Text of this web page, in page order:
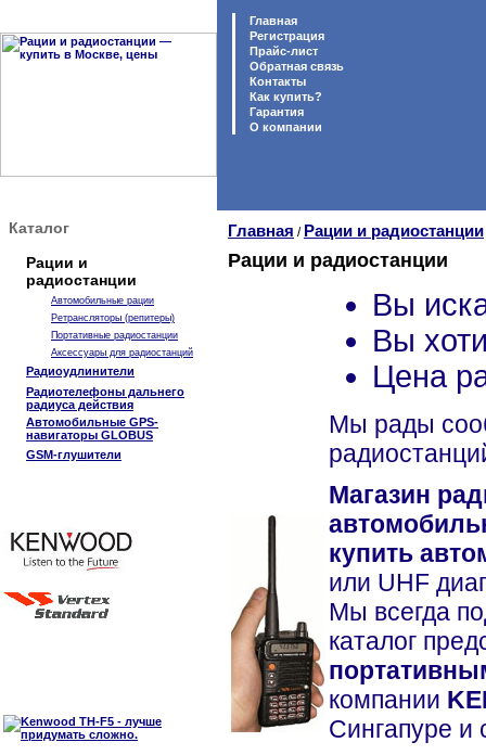
Главная
Регистрация
Прайс-лист
Обратная связь
Контакты
Как купить?
Гарантия
O компании
Каталог
Рации и
радиостанции
Автомобильные рации
Ретрансляторы (репитеры)
Портативные радиостанции
Аксессуары для радиостанций
Радиоудлинители
Радиотелефоны дальнего
радиуса действия
Автомобильные GPS-
навигаторы GLOBUS
GSM-глушители
Главная / Рации и радиостанции
Рации и радиостанции
Вы
Вы
Цена
Мы рады
Магазин
купить
или UHF
Мы всегда
каталог
компании
Сингапуре и